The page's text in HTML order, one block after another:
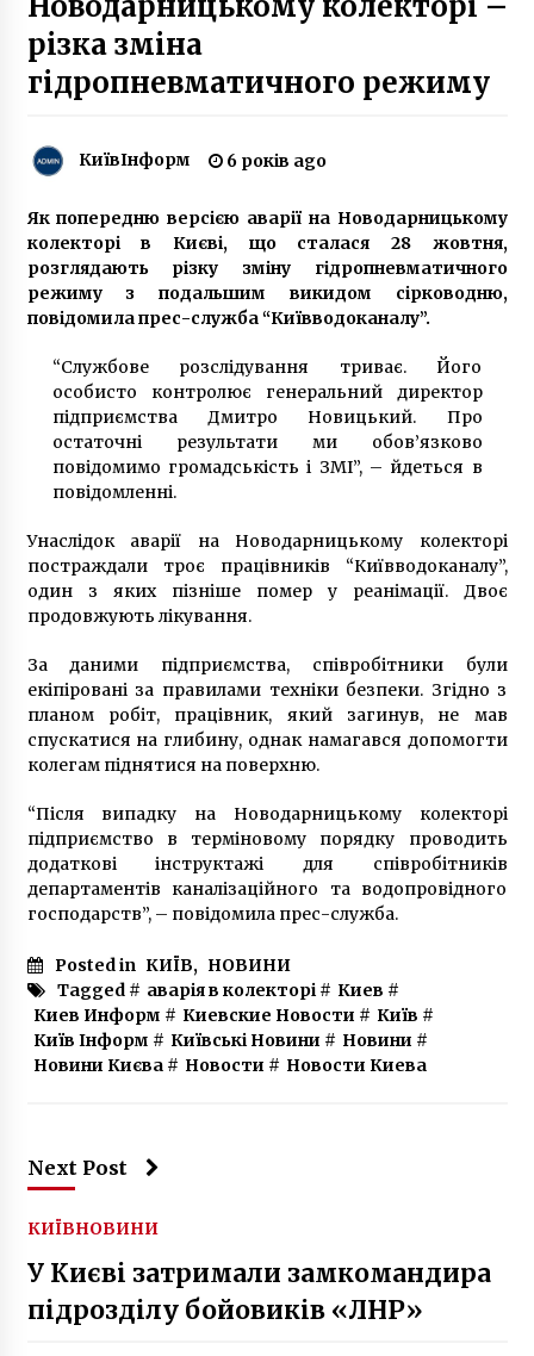
6 років ago
З’явилися подробиці вибуху у
багатоповерхівці в Дніпровському районі
постраждали діти
6 років ago
Парк в центрі міста, що був створений на
прохання бразильського імператора
Кияни знову вийшли на проплачений мітинг,
їх знову «кинули»
7 років ago
7 років ago
різка зміна
гідропневматичного режиму
КиївІнформ 6 років ago
Як попередню версією аварії на Новодарницькому
колекторі в Києві, що сталася 28 жовтня,
розглядають різку зміну гідропневматичного
режиму з подальшим викидом сірководню,
повідомила прес-служба “Київводоканалу”.
“Службове розслідування триває. Його
особисто контролює генеральний директор
підприємства Дмитро Новицький. Про
остаточні результати ми обов’язково
повідомимо громадськість і ЗМІ”, – йдеться в
повідомленні.
Унаслідок аварії на Новодарницькому колекторі
постраждали троє працівників “Київводоканалу”,
один з яких пізніше помер у реанімації. Двоє
продовжують лікування.
За даними підприємства, співробітники були
екіпіровані за правилами техніки безпеки. Згідно з
планом робіт, працівник, який загинув, не мав
спускатися на глибину, однак намагався допомогти
колегам піднятися на поверхню.
“Після випадку на Новодарницькому колекторі
підприємство в терміновому порядку проводить
додаткові інструктажі для співробітників
департаментів каналізаційного та водопровідного
господарств”, – повідомила прес-служба.
Posted in КИЇВ, НОВИНИ
Tagged # аварія в колекторі# Киев #
Киев Информ # Киевские Новости # Київ #
Київ Інформ # Київські Новини # Новини #
Новини Києва# Новости # Новости Киева
Next Post
КИЇВНОВИНИ
У Києві затримали замкомандира
підрозділу бойовиків «ЛНР»